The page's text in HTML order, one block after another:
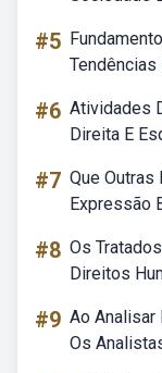
#5
#6 Atividades
Direita E
#7 Que
Expressão
#8 Os
Direitos
#9 Ao
Os